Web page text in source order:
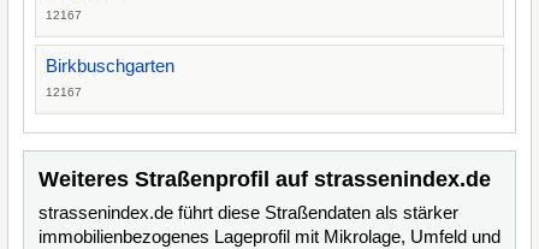
12167
Birkbuschgarten
12167
Weiteres Straßenprofil auf strassenindex.de
strassenindex.de führt diese Straßendaten als stärker
immobilienbezogenes Lageprofil mit Mikrolage, Umfeld und